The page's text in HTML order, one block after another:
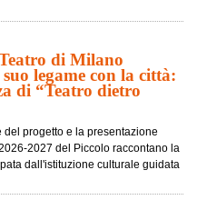
di Milano
legame con la città:
di “Teatro dietro
del progetto e la presentazione
2027 del Piccolo raccontano la
dall'istituzione culturale guidata